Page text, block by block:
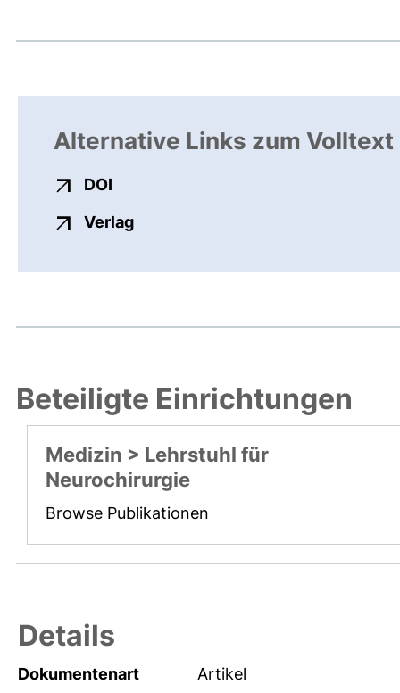
Alternative Links zum Volltext
DOI
Verlagexterner Link, öffnet neues
Beteiligte Einrichtungen
Medizin > Lehrstuhl für
Neurochirurgie
Browse Publikationen
Details
Dokumentenart
Artikel